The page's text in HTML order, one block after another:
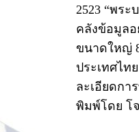
2523 “พร
คลังข้อมูลอ
ขนาดใหญ่
ประเทศไท
ละเอียดก
พิมพ์โดย โจ